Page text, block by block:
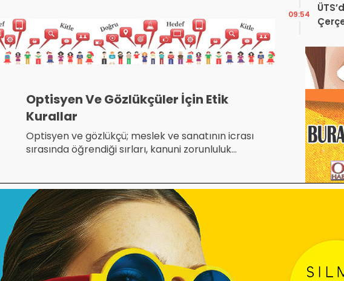
hareketlendiği görmek keyif verici bir gelişme olsa
gerek.
Optisyen Ve Gözlükçüler İçin Etik
Kurallar
Optisyen ve gözlükçü; meslek ve sanatının icrası
sırasında öğrendiği sırları, kanuni zorunluluk
Gözlükçülerin yapamadığını
Saatçiler yaptı
Saat satıcı ve tamircileri, son yıllarda
yaşadıkları sorunlara dikkati çekmek
amacıyla Taksim’de protesto yürüyüşü
09:54